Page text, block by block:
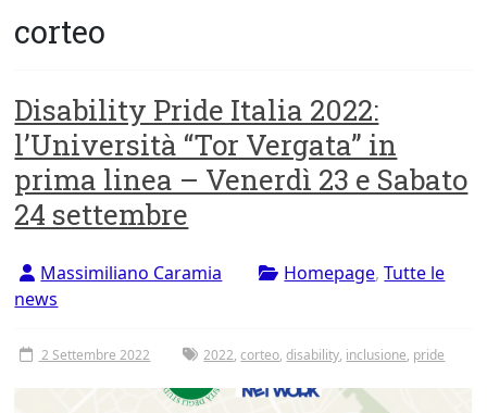
degli
di
Roma
Tor
Vergata
corteo
Disability Pride Italia 2022:
l’Università “Tor Vergata” in
prima linea – Venerdì 23 e Sabato
24 settembre
Massimiliano Caramia Homepage,Tutte le
news
2 Settembre 2022 2022,corteo,disability, inclusione, pride